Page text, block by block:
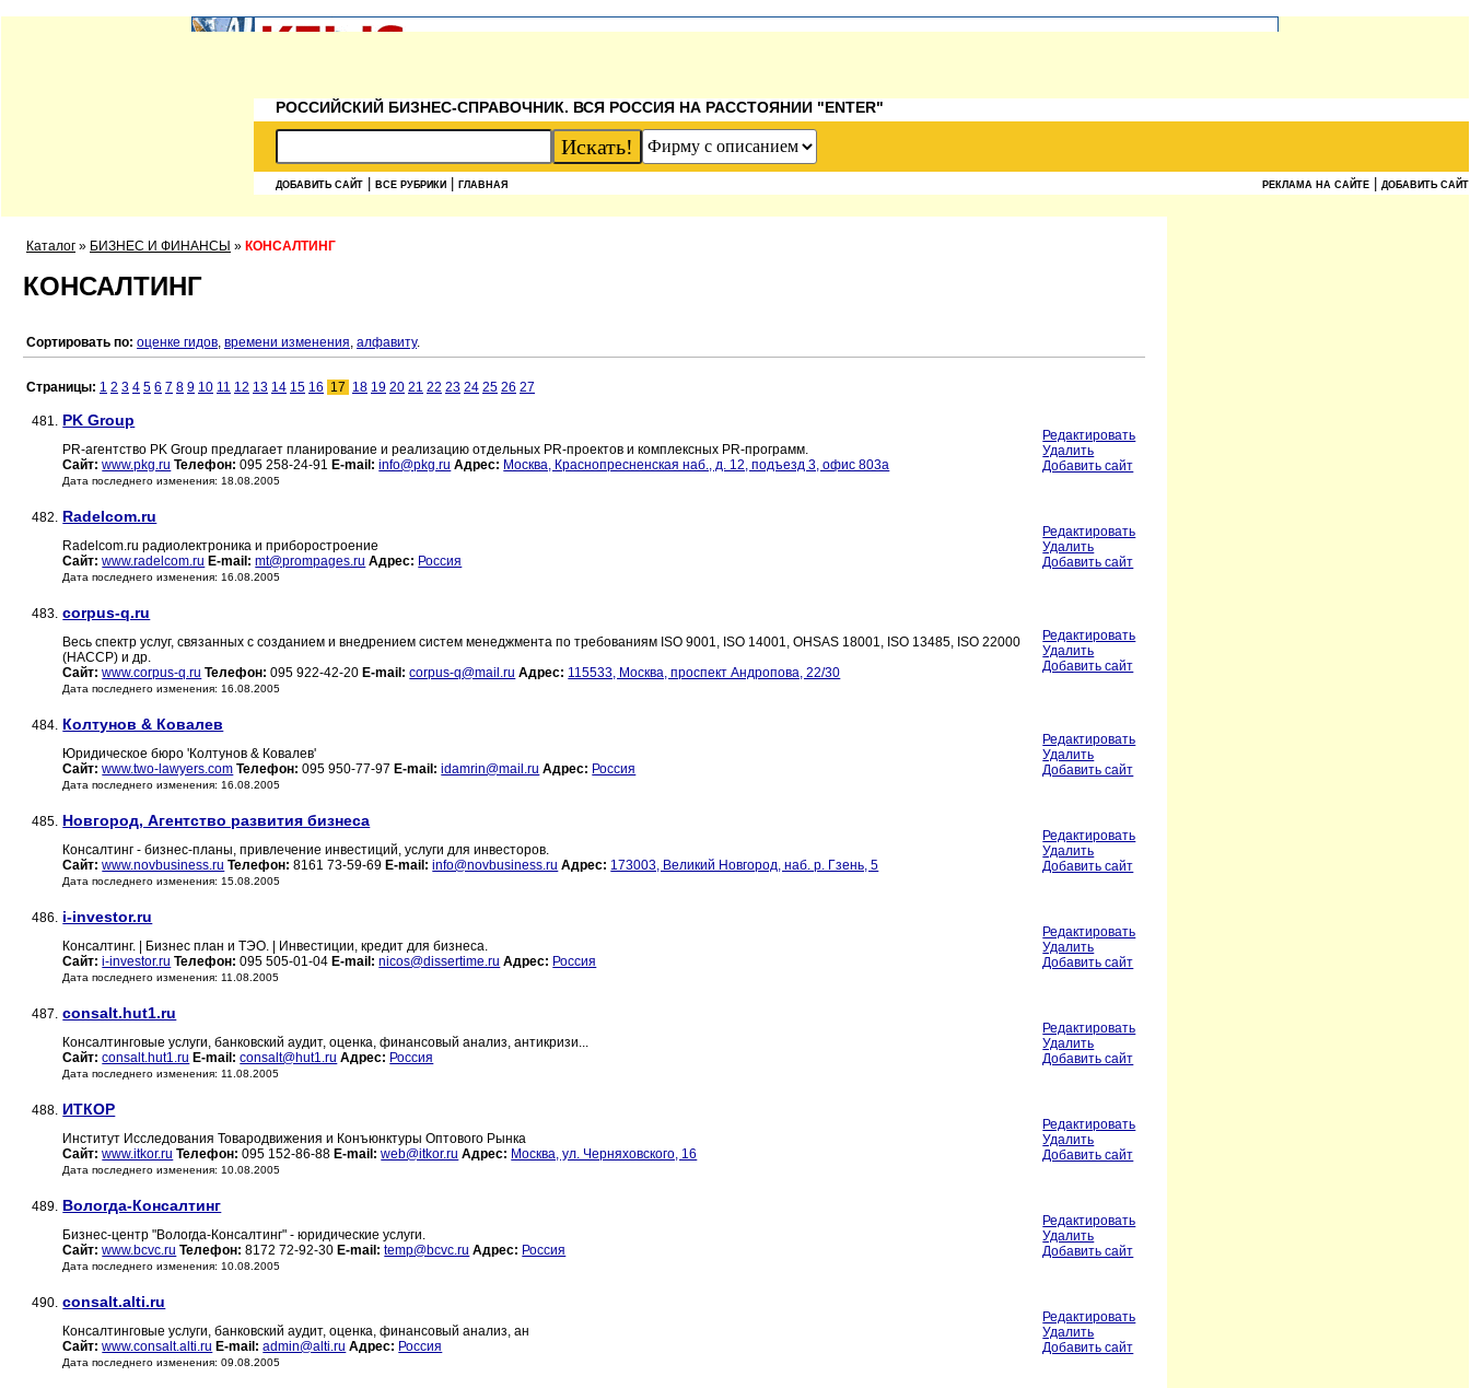
РОССИЙСКИЙ БИЗНЕС-СПРАВОЧНИК. ВСЯ РОССИЯ НА РАССТОЯНИИ "ENTER"
ДОБАВИТЬ САЙТ ВСЕ РУБРИКИ ГЛАВНАЯ РЕКЛАМА НА САЙТЕ ДОБАВИТЬ САЙТ
Каталог » БИЗНЕС И ФИНАНСЫ » КОНСАЛТИНГ
КОНСАЛТИНГ
Сортировать по: оценке гидов, времени изменения, алфавиту.
Страницы: 1 2 3 4 5 6 7 8 9 10 11 12 13 14 15 16 17 18 19 20 21 22 23 24 25 26 27
481. PK Group
PR-агентство PK Group предлагает планирование и реализацию отдельных PR-проектов и комплексных PR-программ.
Сайт: www.pkg.ru Телефон: 095 258-24-91 E-mail: info@pkg.ru Адрес: Москва, Краснопресненская наб., д. 12, подъезд 3, офис 803а
Дата последнего изменения: 18.08.2005
Редактировать
Удалить
Добавить сайт
482. Radelcom.ru
Radelcom.ru радиолектроника и приборостроение
Сайт: www.radelcom.ru E-mail: mt@prompages.ru Адрес: Россия
Дата последнего изменения: 16.08.2005
Редактировать
Удалить
Добавить сайт
483. corpus-q.ru
Весь спектр услуг, связанных с созданием и внедрением систем менеджмента по требованиям ISO 9001, ISO 14001, OHSAS 18001, ISO 13485, ISO 22000
(HACCP) и др.
Сайт: www.corpus-q.ru Телефон: 095 922-42-20 E-mail: corpus-q@mail.ru Адрес: 115533, Москва, проспект Андропова, 22/30
Дата последнего изменения: 16.08.2005
Редактировать
Удалить
Добавить сайт
484. Колтунов & Ковалев
Юридическое бюро 'Колтунов & Ковалев'
Сайт: www.two-lawyers.com Телефон: 095 950-77-97 E-mail: idamrin@mail.ru Адрес: Россия
Дата последнего изменения: 16.08.2005
Редактировать
Удалить
Добавить сайт
485. Новгород, Агентство развития бизнеса
Консалтинг - бизнес-планы, привлечение инвестиций, услуги для инвесторов.
Сайт: www.novbusiness.ru Телефон: 8161 73-59-69 E-mail: info@novbusiness.ru Адрес: 173003, Великий Новгород, наб. р. Гзень, 5
Дата последнего изменения: 15.08.2005
Редактировать
Удалить
Добавить сайт
486. i-investor.ru
Консалтинг. | Бизнес план и ТЭО. | Инвестиции, кредит для бизнеса.
Сайт: i-investor.ru Телефон: 095 505-01-04 E-mail: nicos@dissertime.ru Адрес: Россия
Дата последнего изменения: 11.08.2005
Редактировать
Удалить
Добавить сайт
487. consalt.hut1.ru
Консалтинговые услуги, банковский аудит, оценка, финансовый анализ, антикризи...
Сайт: consalt.hut1.ru E-mail: consalt@hut1.ru Адрес: Россия
Дата последнего изменения: 11.08.2005
Редактировать
Удалить
Добавить сайт
488. ИТКОР
Институт Исследования Товародвижения и Конъюнктуры Оптового Рынка
Сайт: www.itkor.ru Телефон: 095 152-86-88 E-mail: web@itkor.ru Адрес: Москва, ул. Черняховского, 16
Дата последнего изменения: 10.08.2005
Редактировать
Удалить
Добавить сайт
489. Вологда-Консалтинг
Бизнес-центр "Вологда-Консалтинг" - юридические услуги.
Сайт: www.bcvc.ru Телефон: 8172 72-92-30 E-mail: temp@bcvc.ru Адрес: Россия
Дата последнего изменения: 10.08.2005
Редактировать
Удалить
Добавить сайт
490. consalt.alti.ru
Консалтинговые услуги, банковский аудит, оценка, финансовый анализ, ан
Сайт: www.consalt.alti.ru E-mail: admin@alti.ru Адрес: Россия
Дата последнего изменения: 09.08.2005
Редактировать
Удалить
Добавить сайт